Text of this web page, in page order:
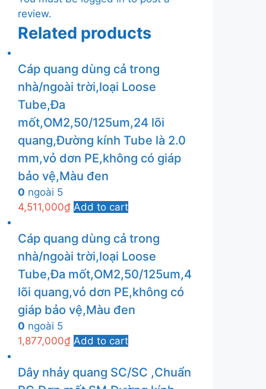
review.
Related products
Cáp quang dùng cả trong
nhà/ngoài trời,loại Loose
Tube,Đa
mốt,OM2,50/125um,24 lõi
quang,Đường kính Tube là 2.0
mm,vỏ dơn PE,không có giáp
bảo vệ,Màu đen
0 ngoài 5
4,511,000₫ Add to cart
Cáp quang dùng cả trong
nhà/ngoài trời,loại Loose
Tube,Đa mốt,OM2,50/125um,4
lõi quang,vỏ dơn PE,không có
giáp bảo vệ,Màu đen
0 ngoài 5
1,877,000₫ Add to cart
Dây nhảy quang SC/SC ,Chuẩn